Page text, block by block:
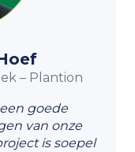
– Plantion
goede
van onze
is soepel